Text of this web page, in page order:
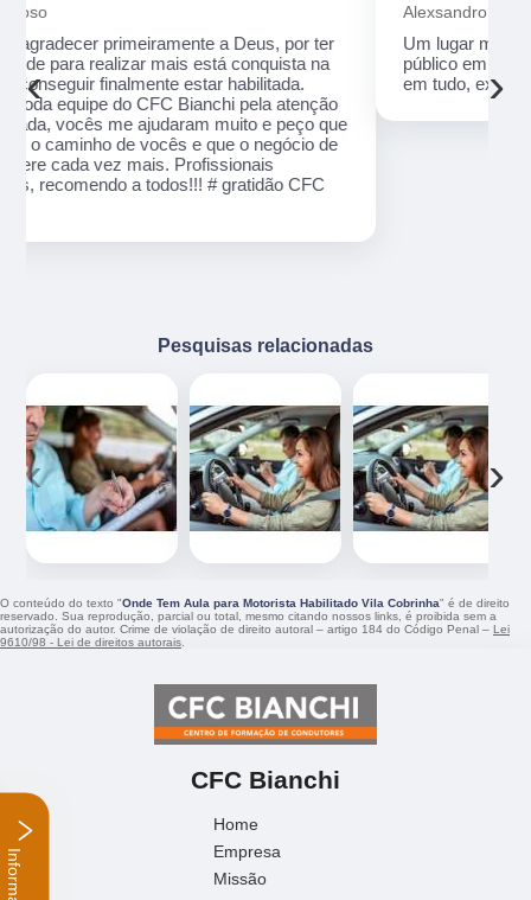
Um lugar muito bom, exelente atendimento ao
público em geral. Adorei, pessoal muito profissional
em tudo, excelentes instrutores, nota 1000!!
‹ ›
Pesquisas relacionadas
‹ ›
O conteúdo do texto "Onde Tem Aula para Motorista Habilitado Vila Cobrinha" é de direito
reservado. Sua reprodução, parcial ou total, mesmo citando nossos links, é proibida sem a
autorização do autor. Crime de violação de direito autoral – artigo 184 do Código Penal – Lei
9610/98 - Lei de direitos autorais.
CFC Bianchi
Home
Empresa
Missão